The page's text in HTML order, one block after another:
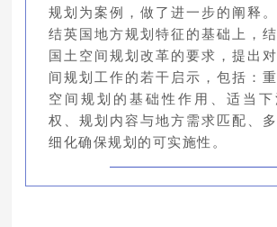
规划为案例，做了进一步的阐释
结英国地方规划特征的基础上，
国土空间规划改革的要求，提出
间规划工作的若干启示，包括：
空间规划的基础性作用、适当
权、规划内容与地方需求匹配、
细化确保规划的可实施性。